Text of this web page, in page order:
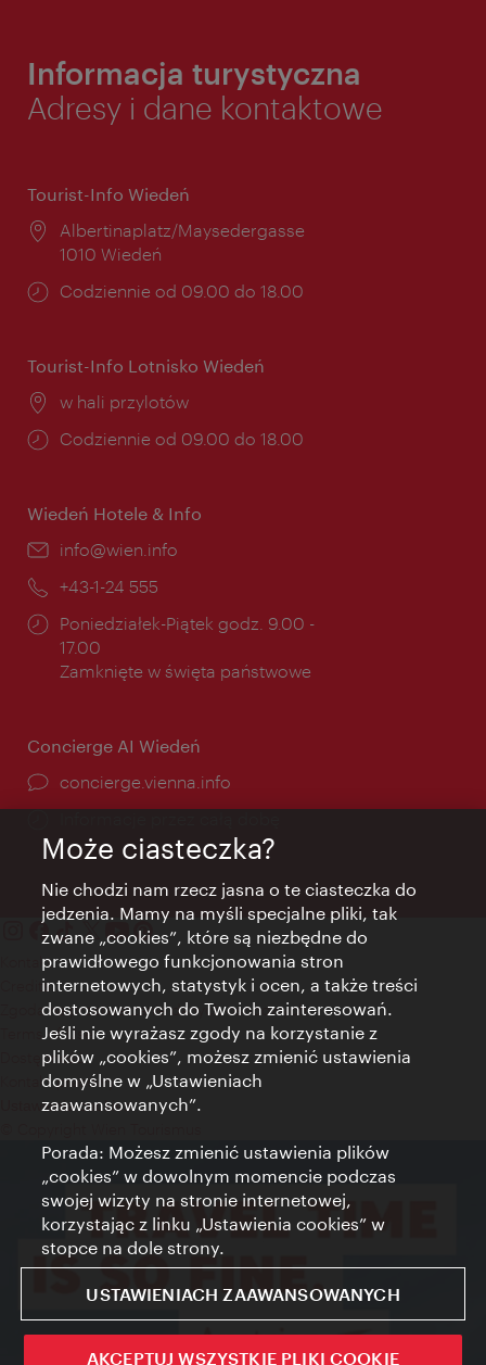
Informacja turystyczna
Adresy i dane kontaktowe
Tourist-Info Wiedeń
Miejsce:
Albertinaplatz/Maysedergasse
1010 Wiedeń
Godziny
Codziennie od 09.00 do 18.00
Tourist-Info Lotnisko Wiedeń
Miejsce:
w hali przylotów
Godziny
Codziennie od 09.00 do 18.00
Wiedeń Hotele & Info
E-
info@wien.info
Telefon:
+43-1-24 555
Godziny
otwarcia:
Poniedziałek-Piątek godz. 9.00 -
17.00
Zamknięte w święta państwowe
Concierge AI Wiedeń
concierge.vienna.info
Kontakt
Credits
Zgoda na przetwarzanie danych osobowych
Terms of Use
Dostępność
Kontakt prasowy
Ustawienia cookies
Może ciasteczka?
Nie chodzi nam rzecz jasna o te ciasteczka do
jedzenia. Mamy na myśli specjalne pliki, tak
zwane „cookies”, które są niezbędne do
prawidłowego funkcjonowania stron
internetowych, statystyk i ocen, a także treści
dostosowanych do Twoich zainteresowań.
Jeśli nie wyrażasz zgody na korzystanie z
plików „cookies”, możesz zmienić ustawienia
domyślne w „Ustawieniach
zaawansowanych”.
Porada: Możesz zmienić ustawienia plików
„cookies” w dowolnym momencie podczas
swojej wizyty na stronie internetowej,
korzystając z linku „Ustawienia cookies” w
stopce na dole strony.
USTAWIENIACH ZAAWANSOWANYCH
AKCEPTUJ WSZYSTKIE PLIKI COOKIE